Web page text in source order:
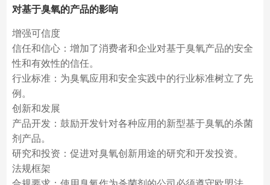
对基于臭氧的产品的影响
增强可信度
信任和信心：增加了消费者和企业对基于臭氧产品的安全
性和有效性的信任。
行业标准：为臭氧应用和安全实践中的行业标准树立了先
例。
创新和发展
产品开发：鼓励开发针对各种应用的新型基于臭氧的杀菌
剂产品。
研究和投资：促进对臭氧创新用途的研究和开发投资。
法规框架